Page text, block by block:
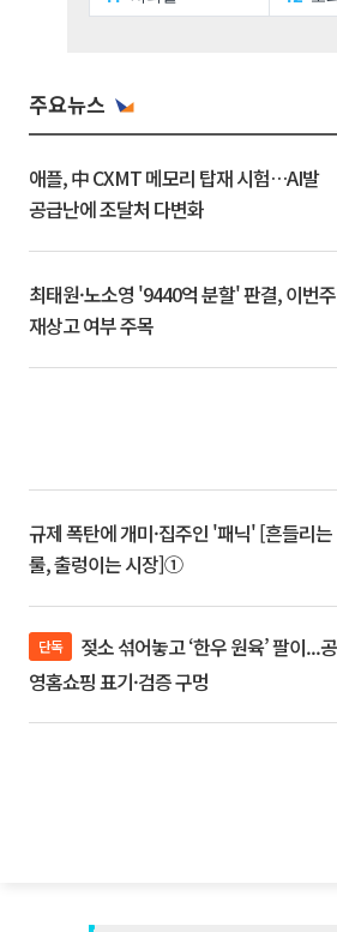
주요뉴스
애플, 中 CXMT 메모리 탑재 시험…AI발
공급난에 조달처 다변화
최태원·노소영 '9440억 분할' 판결, 이번주
재상고 여부 주목
규제 폭탄에 개미·집주인 '패닉' [흔들리는
룰, 출렁이는 시장]①
단독
영홈쇼핑 표기·검증 구멍